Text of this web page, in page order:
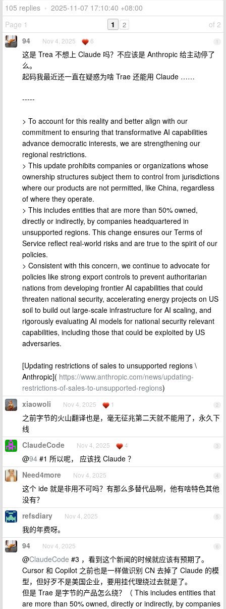
105 replies • 2025-11-07 17:10:40 +08:00
Page 1
of 2
1 2
1
94 Nov 4, 2025 6
这是 Trea 不想上 Claude 吗？不应该是 Anthropic 给主动停了
么。
起码我最近还一直在疑惑为啥 Trae 还能用 Claude ……
-----
> To account for this reality and better align with our
commitment to ensuring that transformative AI capabilities
advance democratic interests, we are strengthening our
regional restrictions.
> This update prohibits companies or organizations whose
ownership structures subject them to control from jurisdictions
where our products are not permitted, like China, regardless
of where they operate.
> This includes entities that are more than 50% owned,
directly or indirectly, by companies headquartered in
unsupported regions. This change ensures our Terms of
Service reflect real-world risks and are true to the spirit of our
policies.
> Consistent with this concern, we continue to advocate for
policies like strong export controls to prevent authoritarian
nations from developing frontier AI capabilities that could
threaten national security, accelerating energy projects on US
soil to build out large-scale infrastructure for AI scaling, and
rigorously evaluating AI models for national security relevant
capabilities, including those that could be exploited by US
adversaries.
[Updating restrictions of sales to unsupported regions \
Anthropic]( https://www.anthropic.com/news/updating-
restrictions-of-sales-to-unsupported-regions)
2
xiaowoli Nov 4, 2025 1
之前字节的火山翻译也是，毫无征兆第二天就不能用了，永久下
线
3
ClaudeCode Nov 4, 2025 4
@94 #1 所以呢， 应该找 Claude ？
4
Need4more Nov 4, 2025
这个 ide 就是非用不可吗？有那么多替代品啊，他有啥特色其他
没有？
5
refsdiary Nov 4, 2025
我的年费呀。
6
94 Nov 4, 2025
@ClaudeCode #3 ，看到这个新闻的时候就应该有预期了。
Cursor 和 Copilot 之前也是一样做识别 CN 去掉了 Claude 的模
型，但好歹不是美国企业，要用挂代理绕过去就是了。
但是 Trae 是字节的产品怎么绕？（ This includes entities that
are more than 50% owned, directly or indirectly, by companies